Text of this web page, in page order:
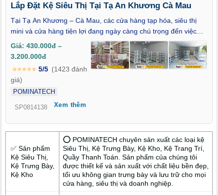
Lắp Đặt Kệ Siêu Thị Tại Tạ An Khương Cà Mau
Tại Tạ An Khương – Cà Mau, các cửa hàng tạp hóa, siêu thị
mini và cửa hàng tiện lợi đang ngày càng chú trọng đến việc
trưng bày hàng hóa khoa học, gọn gàng và bắt mắt. Đây không
chỉ là yếu tố giúp thu hút khách hàng, mà còn góp phần nâng
cao hiệu quả kinh doanh. Với dịch vụ lắp đặt kệ siêu thị tại Tạ
An Khương – Cà Mau, thi công kệ siêu thị tại Tạ An Khương –
Cà Mau và thiết kế kệ siêu thị tại Tạ An Khương – Cà Mau,
chúng tôi mang đến giải pháp chuyên nghiệp, thẩm mỹ và bền
bỉ, đáp ứng nhu cầu của mọi quy mô cửa hàng.
Giá: 430.000đ –
3.200.000đ
⭐⭐⭐⭐⭐ 5/5 (1423 đánh
giá)
POMINATECH
SP0814138 Xem thêm
✅ Sản phẩm
Kệ Siêu Thị,
Kệ Trưng Bày,
Kệ Kho
⭕ POMINATECH chuyên sản xuất các loại kệ
Siêu Thị, Kệ Trưng Bày, Kệ Kho, Kệ Trang Trí,
Quầy Thanh Toán. Sản phẩm của chúng tôi
được thiết kế và sản xuất với chất liệu bền đẹp,
tối ưu không gian trưng bày và lưu trữ cho mọi
cửa hàng, siêu thị và doanh nghiệp.